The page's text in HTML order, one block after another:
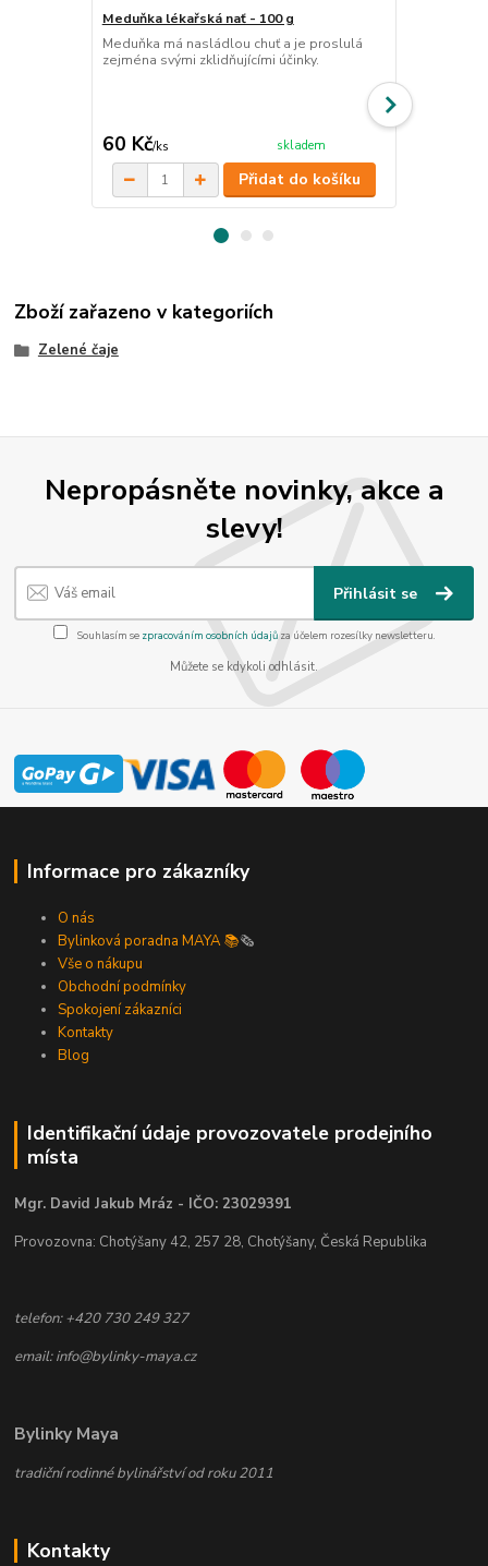
Meduňka lékařská nať - 100 g
Meduňka má nasládlou chuť a je proslulá
zejména svými zklidňujícími účinky.
60 Kč/ks skladem
Přidat do košíku
dochucení
kosmetiky,
Zboží zařazeno v kategoriích
Zelené čaje
Nepropásněte novinky, akce a
slevy!
Přihlásit se
Souhlasím se zpracováním osobních údajůza účelem rozesílky newsletteru.
Můžete se kdykoli odhlásit.
Informace pro zákazníky
O nás
Bylinková poradna MAYA 📚🗞️
Vše o nákupu
Obchodní podmínky
Spokojení zákazníci
Kontakty
Blog
Identifikační údaje provozovatele prodejního
místa
Mgr. David Jakub Mráz - IČO: 23029391
Provozovna: Chotýšany 42, 257 28, Chotýšany, Česká Republika
telefon: +420 730 249 327
email: info@bylinky-maya.cz
Bylinky Maya
tradiční rodinné bylinářství od roku 2011
Kontakty